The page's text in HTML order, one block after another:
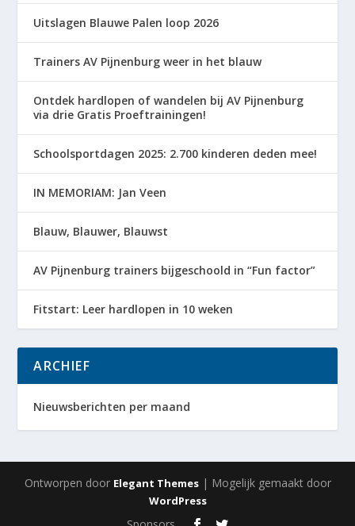
Uitslagen Blauwe Palen loop 2026
Trainers AV Pijnenburg weer in het blauw
Ontdek hardlopen of wandelen bij AV Pijnenburg
via drie Gratis Proeftrainingen!
Schoolsportdagen 2025: 2.700 kinderen deden mee!
IN MEMORIAM: Jan Veen
Blauw, Blauwer, Blauwst
AV Pijnenburg trainers bijgeschoold in “Fun factor”
Fitstart: Leer hardlopen in 10 weken
ARCHIEF
Nieuwsberichten per maand
Ontworpen door Elegant Themes| Mogelijk gemaakt door
WordPress